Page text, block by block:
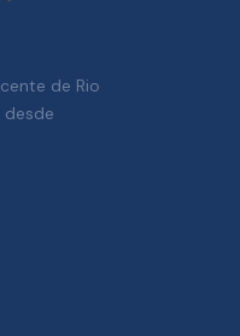
de Rio
desde